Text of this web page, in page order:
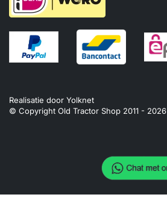
Realisatie door Yolknet
© Copyright Old Tractor Shop 2011 - 2026